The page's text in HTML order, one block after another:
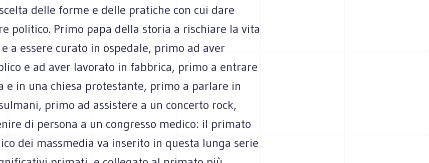
delle forme e delle pratiche con cui dare
politico. Primo papa della storia a rischiare la vita
a essere curato in ospedale, primo ad aver
e ad aver lavorato in fabbrica, primo a entrare
e in una chiesa protestante, primo a parlare in
primo ad assistere a un concerto rock,
di persona a un congresso medico: il primato
dei massmedia va inserito in questa lunga serie